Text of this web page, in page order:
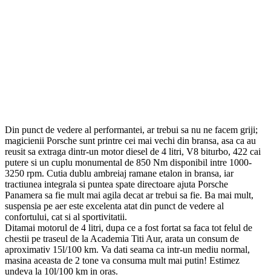
Din punct de vedere al performantei, ar trebui sa nu ne facem griji;
magicienii Porsche sunt printre cei mai vechi din bransa, asa ca au
reusit sa extraga dintr-un motor diesel de 4 litri, V8 biturbo, 422 cai
putere si un cuplu monumental de 850 Nm disponibil intre 1000-
3250 rpm. Cutia dublu ambreiaj ramane etalon in bransa, iar
tractiunea integrala si puntea spate directoare ajuta Porsche
Panamera sa fie mult mai agila decat ar trebui sa fie. Ba mai mult,
suspensia pe aer este excelenta atat din punct de vedere al
confortului, cat si al sportivitatii.
Ditamai motorul de 4 litri, dupa ce a fost fortat sa faca tot felul de
chestii pe traseul de la Academia Titi Aur, arata un consum de
aproximativ 15l/100 km. Va dati seama ca intr-un mediu normal,
masina aceasta de 2 tone va consuma mult mai putin! Estimez
undeva la 10l/100 km in oras.